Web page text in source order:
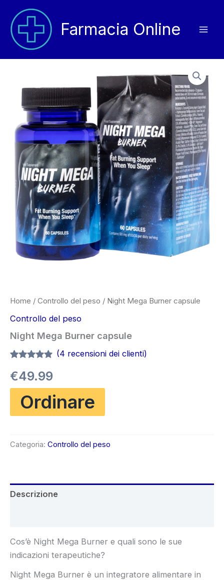
contenuto
Farmacia Online
Home / Controllo del peso / Night Mega Burner capsule
Controllo del peso
Night Mega Burner capsule
su 5 su
base di
recensioni
(4 recensioni dei clienti)
€49.99
Ordinare
Categoria: Controllo del peso
Descrizione
Cos’è Night Mega Burner e quali sono le sue
indicazioni terapeutiche?
Night Mega Burner è un integratore alimentare in